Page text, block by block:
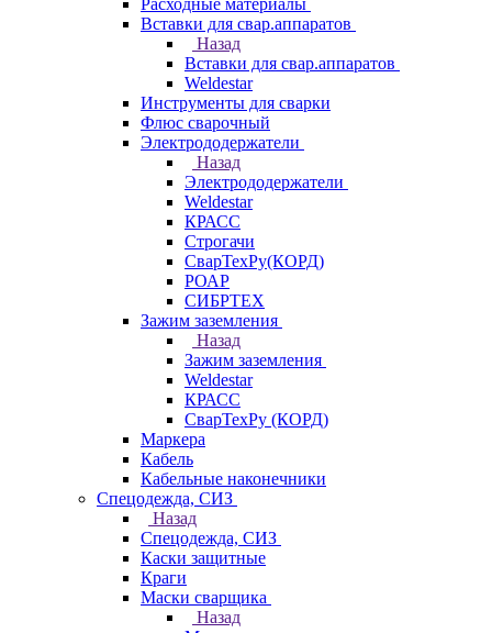
Расходные материалы
Вставки для свар.аппаратов
Назад
Вставки для свар.аппаратов
Weldestar
Инструменты для сварки
Флюс сварочный
Электрододержатели
Назад
Электрододержатели
Weldestar
КРАСС
Строгачи
СварТехРу(КОРД)
РОАР
СИБРТЕХ
Зажим заземления
Назад
Зажим заземления
Weldestar
КРАСС
СварТехРу (КОРД)
Маркера
Кабель
Кабельные наконечники
Спецодежда, СИЗ
Назад
Спецодежда, СИЗ
Каски защитные
Краги
Маски сварщика
Назад